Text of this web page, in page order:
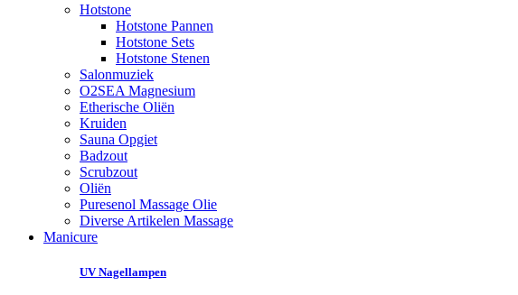
Hotstone
Hotstone Pannen
Hotstone Sets
Hotstone Stenen
Salonmuziek
O2SEA Magnesium
Etherische Oliën
Kruiden
Sauna Opgiet
Badzout
Scrubzout
Oliën
Puresenol Massage Olie
Diverse Artikelen Massage
Manicure
UV Nagellampen